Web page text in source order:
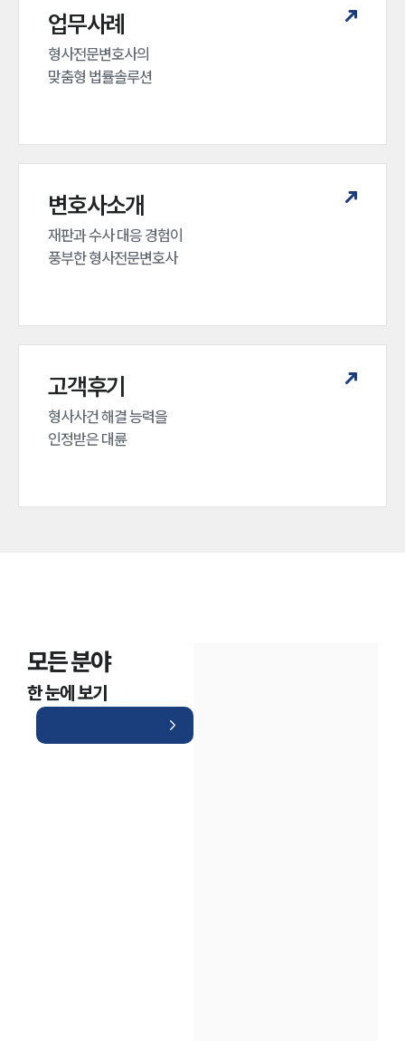
업무사례
형사전문변호사의
맞춤형 법률솔루션
변호사소개
재판과 수사 대응 경험이
풍부한 형사전문변호사
고객후기
형사사건 해결 능력을
인정받은 대륜
모든 분야
한 눈에 보기